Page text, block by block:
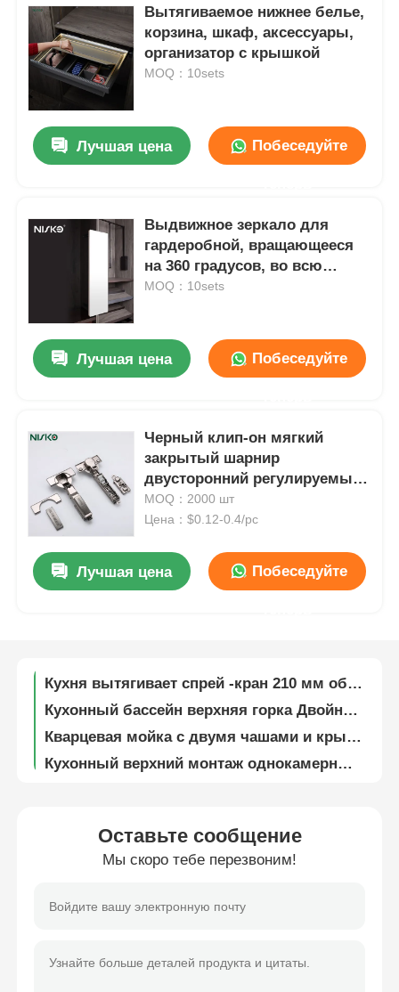
Главная страница
Продукция
О Компании
контроль качества
контактные данные
Все случаи
Вытягиваемое нижнее белье,
корзина, шкаф, аксессуары,
организатор с крышкой
MOQ：10sets
Лучшая цена Побеседуйте
Выдвижное зеркало для
гардеробной, вращающееся
на 360 градусов, во всю
длину
MOQ：10sets
Лучшая цена Побеседуйте
Черный клип-он мягкий
закрытый шарнир
двусторонний регулируемый
деревянный дверной шарнир
для кухонного шкафа
MOQ：2000 шт
Цена：$0.12-0.4/pc
Лучшая цена Побеседуйте
Резиновые магнитные защелки с винтовым креплением, открывание нажатием 16–22 мм
Оставьте сообщение
Мы скоро тебе перезвоним!